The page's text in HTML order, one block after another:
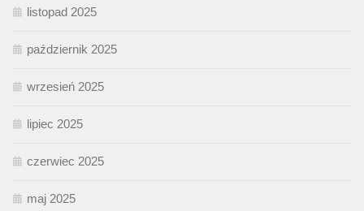
listopad 2025
październik 2025
wrzesień 2025
lipiec 2025
czerwiec 2025
maj 2025